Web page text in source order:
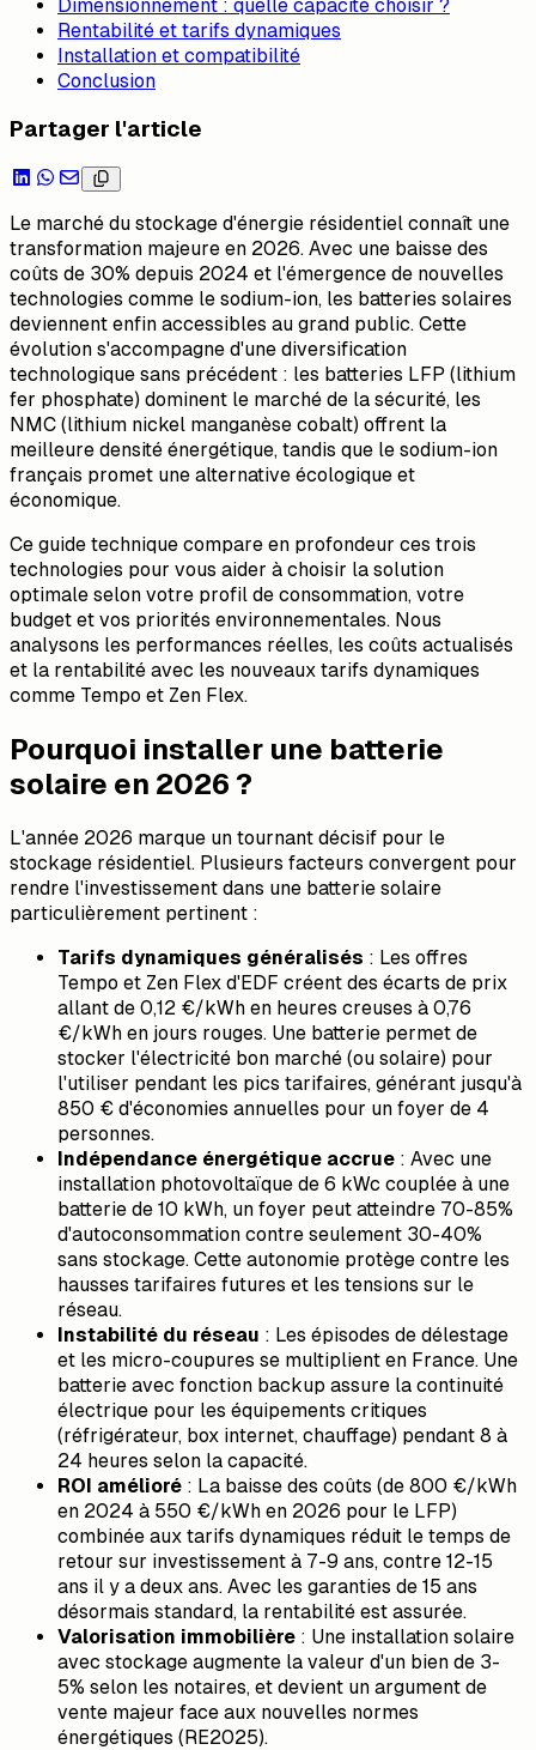
Dimensionnement : quelle capacité choisir ?
Rentabilité et tarifs dynamiques
Installation et compatibilité
Conclusion
Partager l'article
Le marché du stockage d'énergie résidentiel connaît une
transformation majeure en 2026. Avec une baisse des
coûts de 30% depuis 2024 et l'émergence de nouvelles
technologies comme le sodium-ion, les batteries solaires
deviennent enfin accessibles au grand public. Cette
évolution s'accompagne d'une diversification
technologique sans précédent : les batteries LFP (lithium
fer phosphate) dominent le marché de la sécurité, les
NMC (lithium nickel manganèse cobalt) offrent la
meilleure densité énergétique, tandis que le sodium-ion
français promet une alternative écologique et
économique.
Ce guide technique compare en profondeur ces trois
technologies pour vous aider à choisir la solution
optimale selon votre profil de consommation, votre
budget et vos priorités environnementales. Nous
analysons les performances réelles, les coûts actualisés
et la rentabilité avec les nouveaux tarifs dynamiques
comme Tempo et Zen Flex.
Pourquoi installer une batterie
solaire en 2026 ?
L'année 2026 marque un tournant décisif pour le
stockage résidentiel. Plusieurs facteurs convergent pour
rendre l'investissement dans une batterie solaire
particulièrement pertinent :
Tarifs dynamiques généralisés : Les offres
Tempo et Zen Flex d'EDF créent des écarts de prix
allant de 0,12 €/kWh en heures creuses à 0,76
€/kWh en jours rouges. Une batterie permet de
stocker l'électricité bon marché (ou solaire) pour
l'utiliser pendant les pics tarifaires, générant jusqu'à
850 € d'économies annuelles pour un foyer de 4
personnes.
Indépendance énergétique accrue : Avec une
installation photovoltaïque de 6 kWc couplée à une
batterie de 10 kWh, un foyer peut atteindre 70-85%
d'autoconsommation contre seulement 30-40%
sans stockage. Cette autonomie protège contre les
hausses tarifaires futures et les tensions sur le
réseau.
Instabilité du réseau : Les épisodes de délestage
et les micro-coupures se multiplient en France. Une
batterie avec fonction backup assure la continuité
électrique pour les équipements critiques
(réfrigérateur, box internet, chauffage) pendant 8 à
24 heures selon la capacité.
ROI amélioré : La baisse des coûts (de 800 €/kWh
en 2024 à 550 €/kWh en 2026 pour le LFP)
combinée aux tarifs dynamiques réduit le temps de
retour sur investissement à 7-9 ans, contre 12-15
ans il y a deux ans. Avec les garanties de 15 ans
désormais standard, la rentabilité est assurée.
Valorisation immobilière : Une installation solaire
avec stockage augmente la valeur d'un bien de 3-
5% selon les notaires, et devient un argument de
vente majeur face aux nouvelles normes
énergétiques (RE2025).